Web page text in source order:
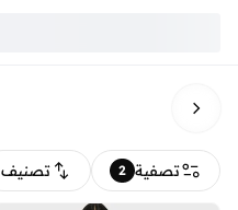
تصفية 2 تصنيف